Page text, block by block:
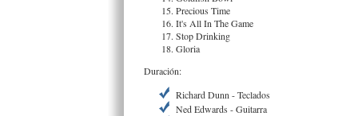
Precious Time
It's All In The Game
Stop Drinking
Gloria
Duración:
Richard Dunn - Teclados
Ned Edwards - Guitarra